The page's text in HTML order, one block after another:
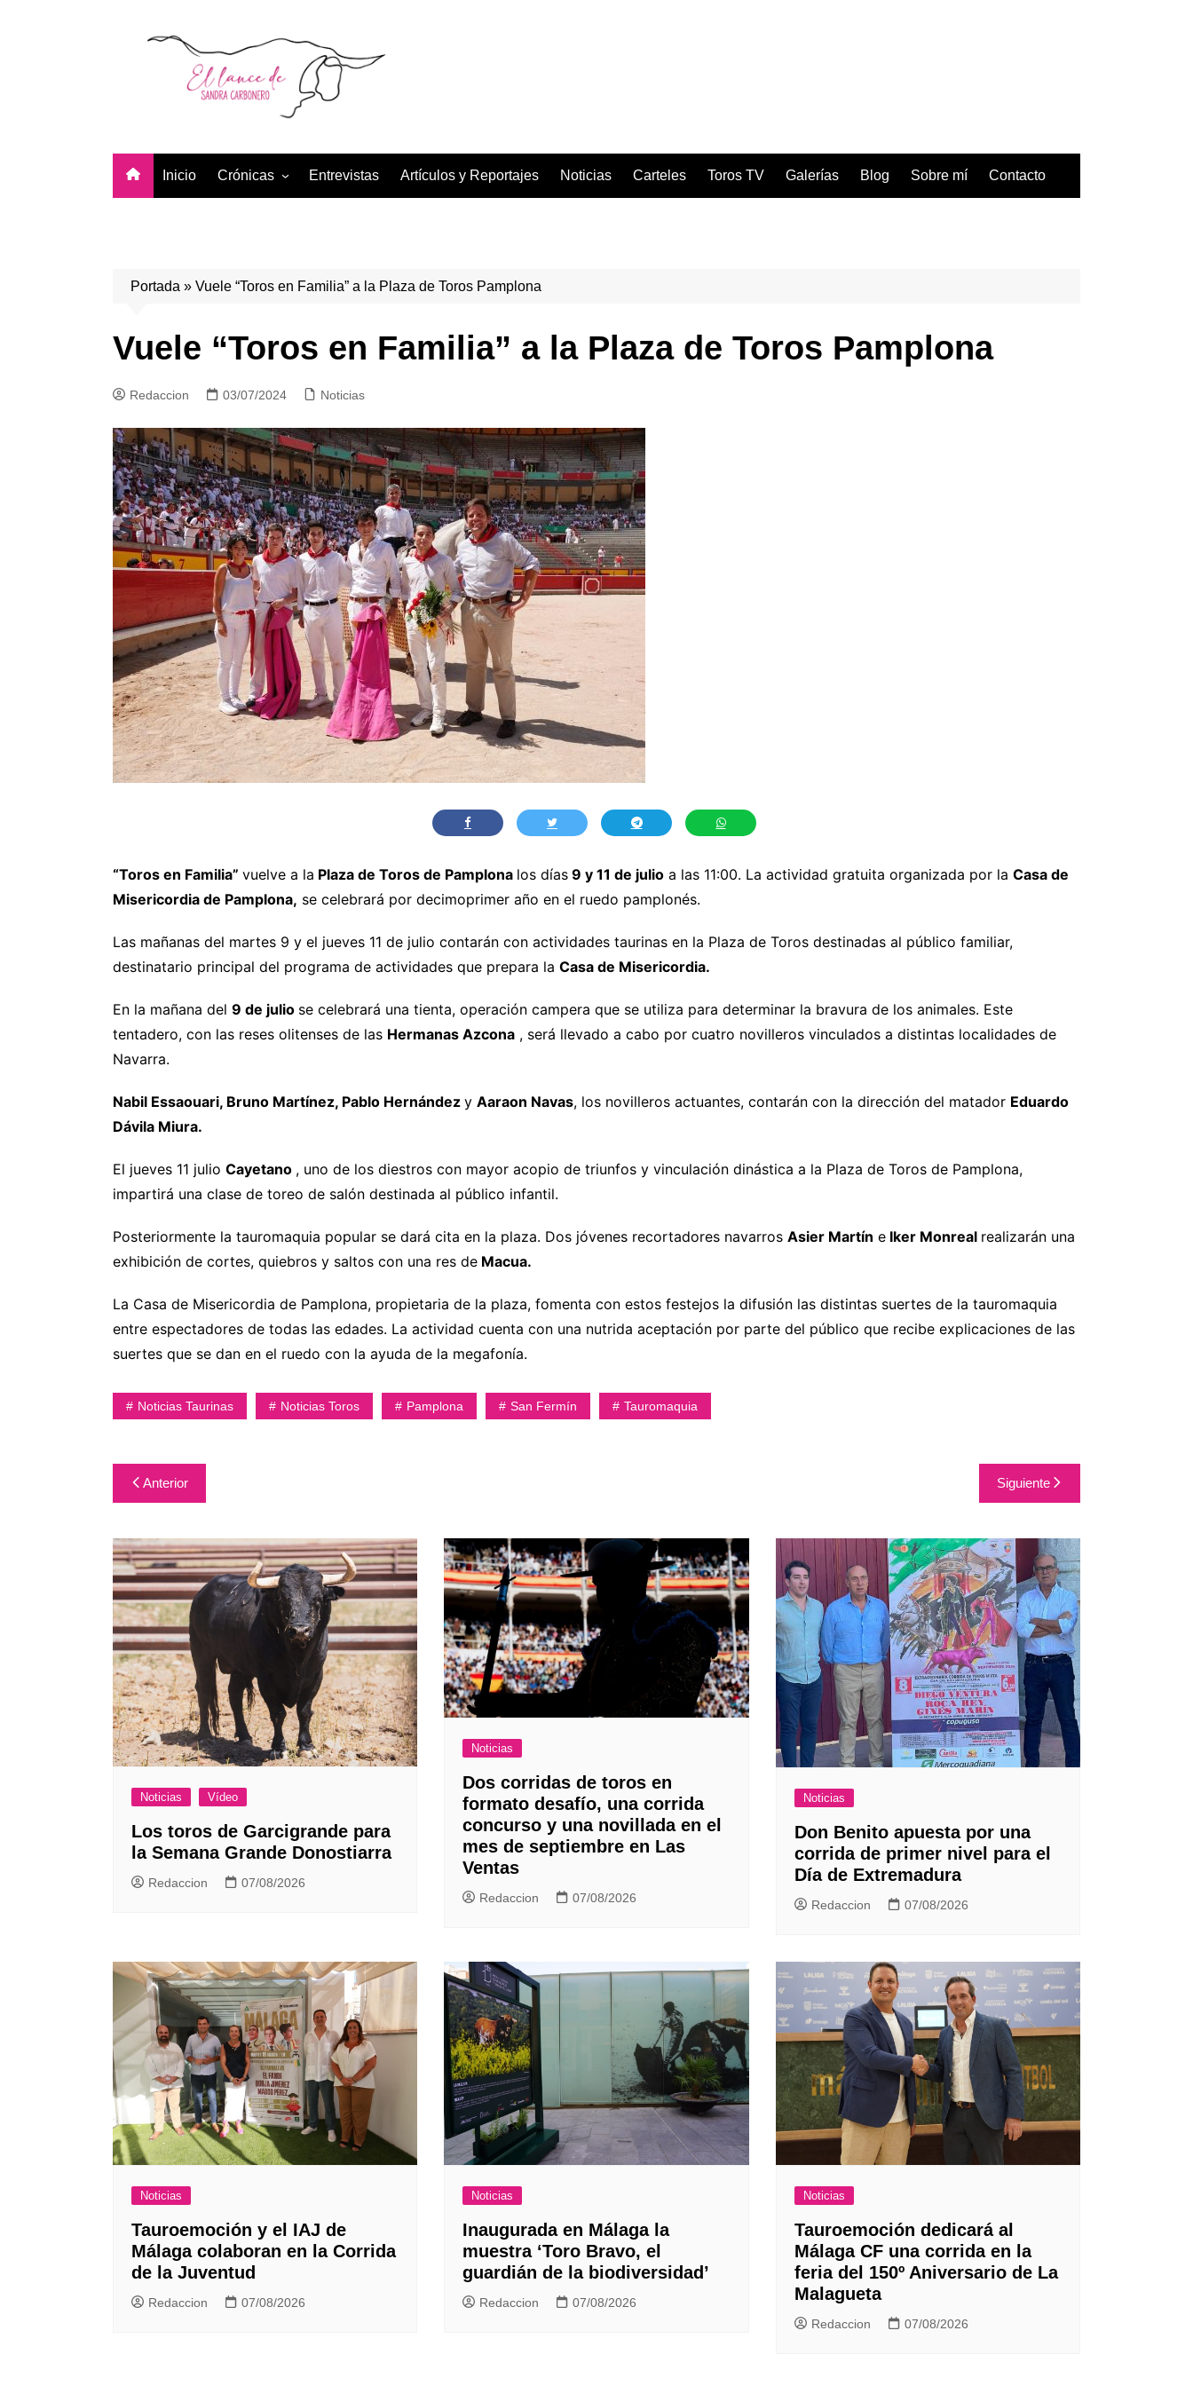
Inicio Crónicas
Temporada 2021
Entrevistas Artículos y Reportajes Noticias Carteles Toros TV Galerías Blog Sobre mí Contacto
Portada » Vuele “Toros en Familia” a la Plaza de Toros Pamplona
Vuele “Toros en Familia” a la Plaza de Toros Pamplona
Redaccion 03/07/2024 Noticias
“Toros en Familia” vuelve a la Plaza de Toros de Pamplona los días 9 y 11 de julio a las 11:00. La actividad gratuita organizada por la Casa de
Misericordia de Pamplona, se celebrará por decimoprimer año en el ruedo pamplonés.
Las mañanas del martes 9 y el jueves 11 de julio contarán con actividades taurinas en la Plaza de Toros destinadas al público familiar,
destinatario principal del programa de actividades que prepara la Casa de Misericordia.
En la mañana del 9 de julio se celebrará una tienta, operación campera que se utiliza para determinar la bravura de los animales. Este
tentadero, con las reses olitenses de las Hermanas Azcona , será llevado a cabo por cuatro novilleros vinculados a distintas localidades de
Navarra.
Nabil Essaouari, Bruno Martínez, Pablo Hernández y Aaraon Navas, los novilleros actuantes, contarán con la dirección del matador Eduardo
Dávila Miura.
El jueves 11 julio Cayetano , uno de los diestros con mayor acopio de triunfos y vinculación dinástica a la Plaza de Toros de Pamplona,
impartirá una clase de toreo de salón destinada al público infantil.
Posteriormente la tauromaquia popular se dará cita en la plaza. Dos jóvenes recortadores navarros Asier Martín e Iker Monreal realizarán una
exhibición de cortes, quiebros y saltos con una res de Macua.
La Casa de Misericordia de Pamplona, propietaria de la plaza, fomenta con estos festejos la difusión las distintas suertes de la tauromaquia
entre espectadores de todas las edades. La actividad cuenta con una nutrida aceptación por parte del público que recibe explicaciones de las
suertes que se dan en el ruedo con la ayuda de la megafonía.
Noticias Taurinas Noticias Toros Pamplona San Fermín Tauromaquia
Navegación
de
entradas
Anterior Siguiente
Noticias Vídeo
Los toros de Garcigrande para
la Semana Grande Donostiarra
Redaccion 07/08/2026
Noticias
Dos corridas de toros en
formato desafío, una corrida
concurso y una novillada en el
mes de septiembre en Las
Ventas
Redaccion 07/08/2026
Noticias
Don Benito apuesta por una
corrida de primer nivel para el
Día de Extremadura
Redaccion 07/08/2026
Noticias
Tauroemoción y el IAJ de
Málaga colaboran en la Corrida
de la Juventud
Redaccion 07/08/2026
Noticias
Inaugurada en Málaga la
muestra ‘Toro Bravo, el
guardián de la biodiversidad’
Redaccion 07/08/2026
Noticias
Tauroemoción dedicará al
Málaga CF una corrida en la
feria del 150º Aniversario de La
Malagueta
Redaccion 07/08/2026